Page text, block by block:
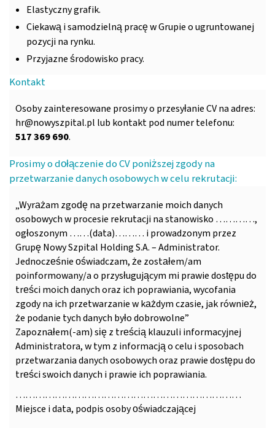
Elastyczny grafik.
Ciekawą i samodzielną pracę w Grupie o ugruntowanej
pozycji na rynku.
Przyjazne środowisko pracy.
Kontakt
Osoby zainteresowane prosimy o przesyłanie CV na adres:
hr@nowyszpital.pl lub kontakt pod numer telefonu:
517 369 690.
Prosimy o dołączenie do CV poniższej zgody na
przetwarzanie danych osobowych w celu rekrutacji:
„Wyrażam zgodę na przetwarzanie moich danych
osobowych w procesie rekrutacji na stanowisko …………,
ogłoszonym ……(data)……… i prowadzonym przez
Grupę Nowy Szpital Holding S.A. – Administrator.
Jednocześnie oświadczam, że zostałem/am
poinformowany/a o przysługującym mi prawie dostępu do
treści moich danych oraz ich poprawiania, wycofania
zgody na ich przetwarzanie w każdym czasie, jak również,
że podanie tych danych było dobrowolne”
Zapoznałem(-am) się z treścią klauzuli informacyjnej
Administratora, w tym z informacją o celu i sposobach
przetwarzania danych osobowych oraz prawie dostępu do
treści swoich danych i prawie ich poprawiania.
……………………………………………………………
Miejsce i data, podpis osoby oświadczającej